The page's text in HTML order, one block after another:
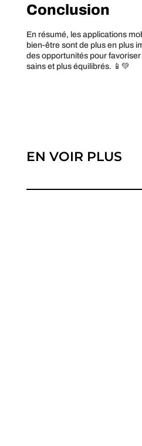
Conclusion
En résumé, les applications
bien-être sont de plus en plus
des opportunités pour
sains et plus équilibrés. 📱💚
EN VOIR PLUS